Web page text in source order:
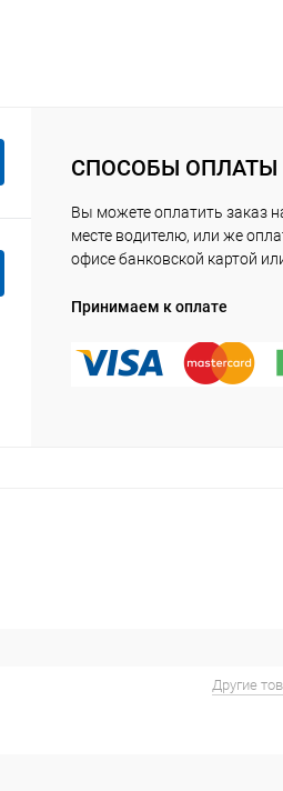
СПОСОБЫ ОПЛАТЫ
Вы можете оплатить заказ
месте водителю, или же
офисе банковской картой
Принимаем к оплате
Другие